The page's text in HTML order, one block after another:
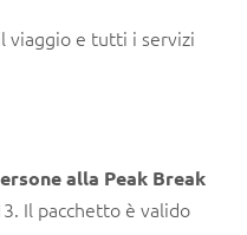
viaggio e tutti i servizi
alla Peak Break
Il pacchetto è valido